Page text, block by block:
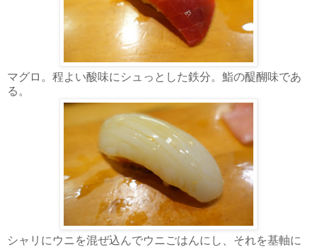
マグロ。程よい酸味にシュっとした鉄分。鮨の醍醐味であ
る。
シャリにウニを混ぜ込んでウニごはんにし、それを基軸に